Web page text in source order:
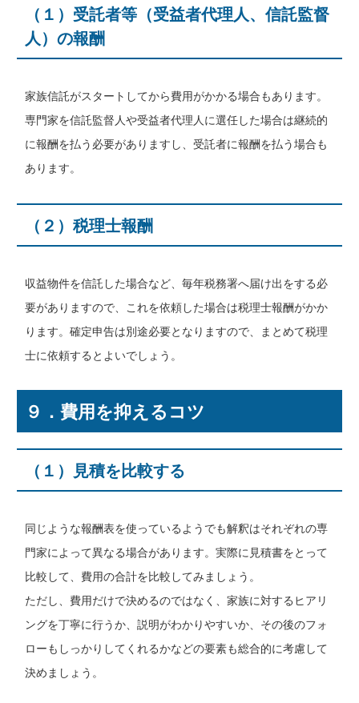
（１）受託者等（受益者代理人、信託監督
人）の報酬
家族信託がスタートしてから費用がかかる場合もあります。
専門家を信託監督人や受益者代理人に選任した場合は継続的
に報酬を払う必要がありますし、受託者に報酬を払う場合も
あります。
（２）税理士報酬
収益物件を信託した場合など、毎年税務署へ届け出をする必
要がありますので、これを依頼した場合は税理士報酬がかか
ります。確定申告は別途必要となりますので、まとめて税理
士に依頼するとよいでしょう。
９．費用を抑えるコツ
（１）見積を比較する
同じような報酬表を使っているようでも解釈はそれぞれの専
門家によって異なる場合があります。実際に見積書をとって
比較して、費用の合計を比較してみましょう。
ただし、費用だけで決めるのではなく、家族に対するヒアリ
ングを丁寧に行うか、説明がわかりやすいか、その後のフォ
ローもしっかりしてくれるかなどの要素も総合的に考慮して
決めましょう。